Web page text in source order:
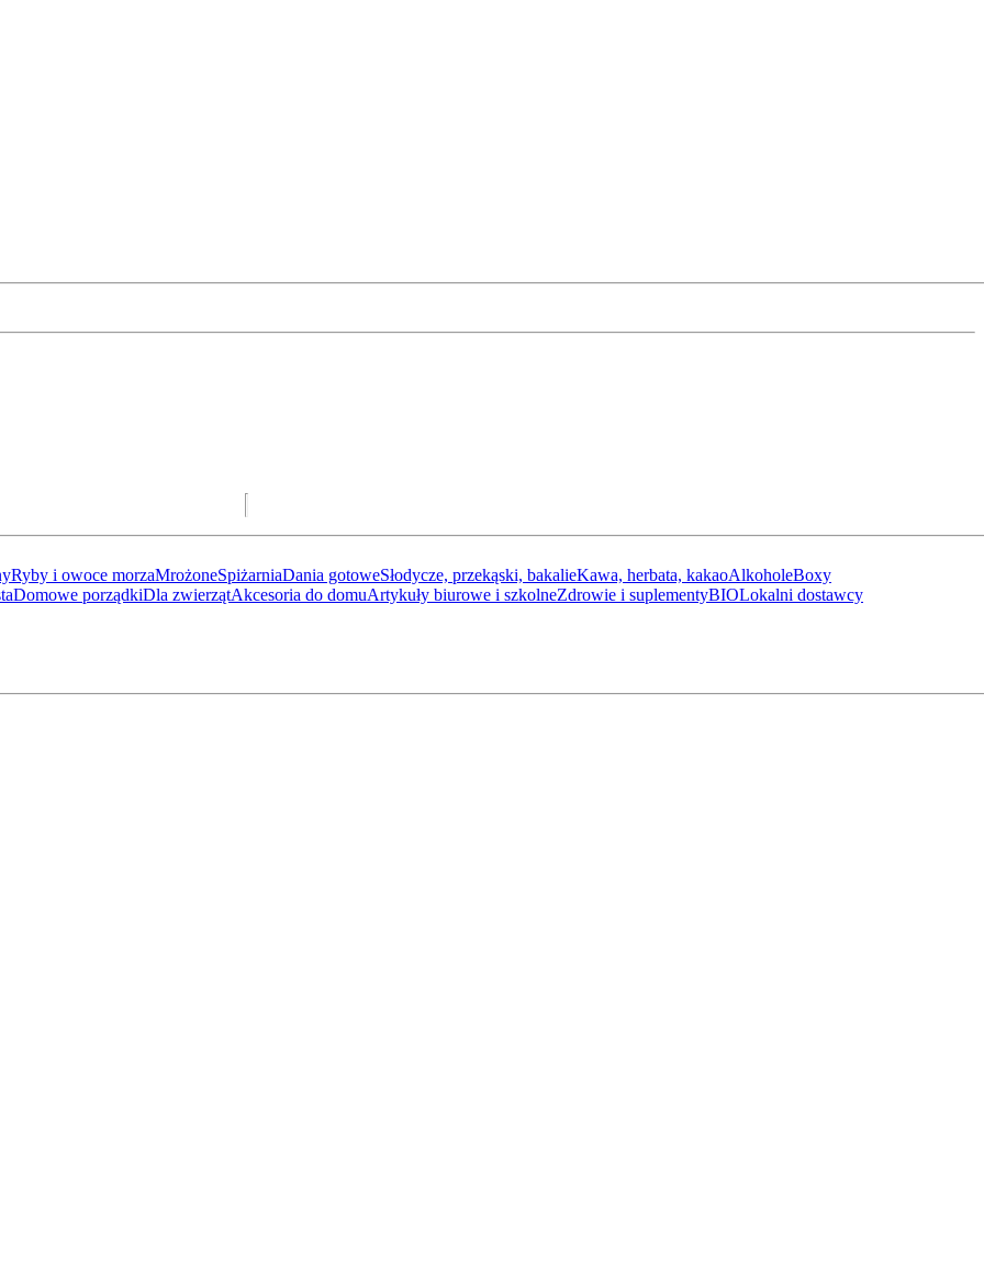
Ryby i owoce morzaMrożoneSpiżarniaDania gotoweSłodycze, przekąski, bakalieKawa, herbata, kakaoAlkoholeBoxy
Domowe porządkiDla zwierzątAkcesoria do domuArtykuły biurowe i szkolneZdrowie i suplementyBIOLokalni dostawcy